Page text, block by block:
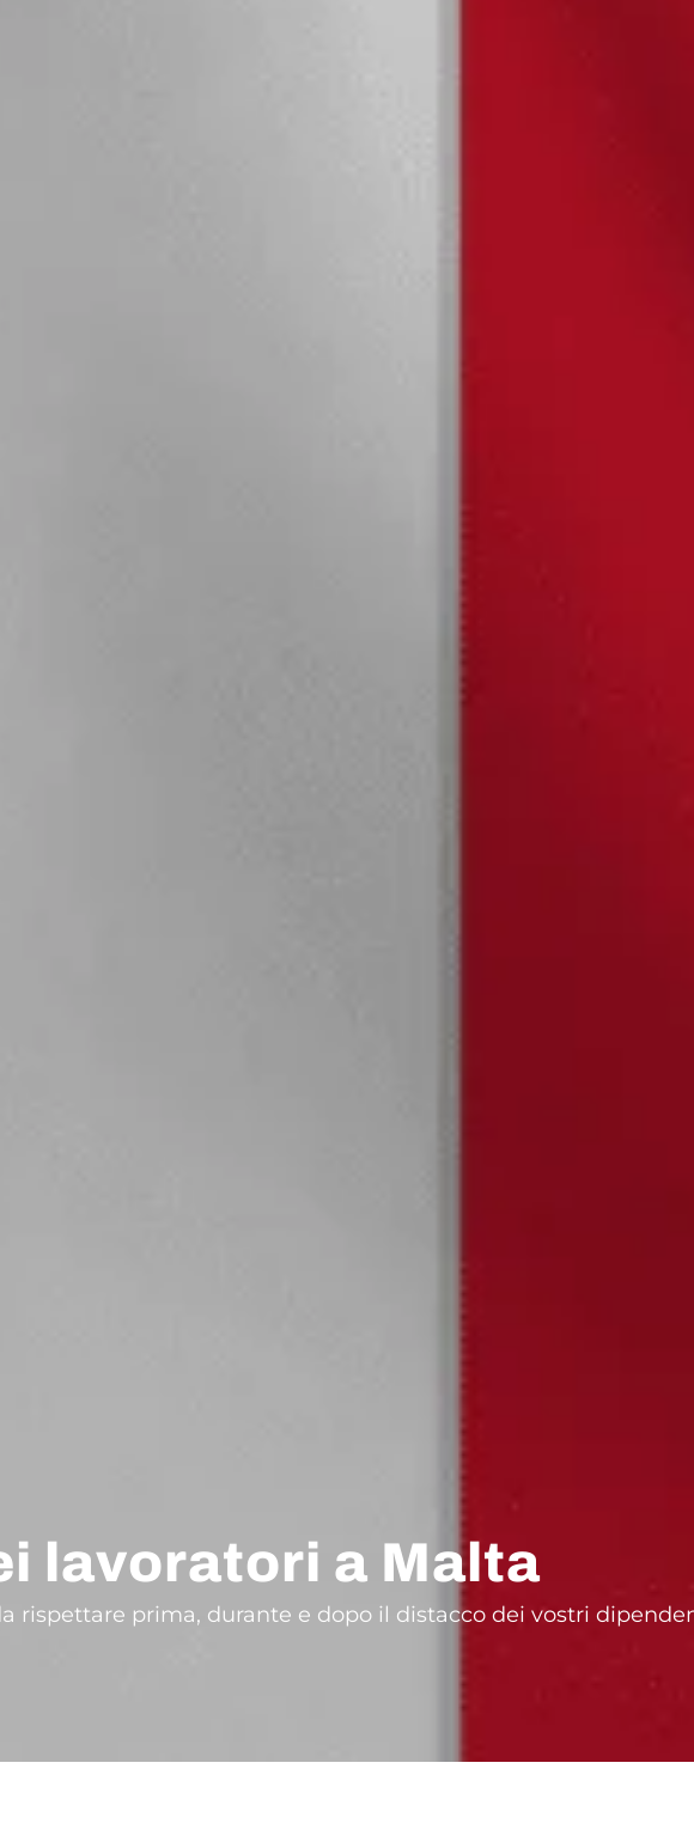
lavoratori a Malta
rispettare prima, durante e dopo il distacco dei vostri